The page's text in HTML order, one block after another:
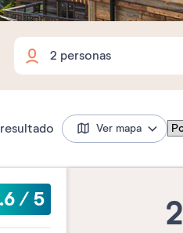
4 noches
Adultos
Niños
De 3 a 17 años (incluidos)
resultado Ver mapa
/5